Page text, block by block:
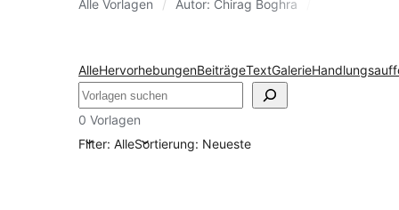
Alle Vorlagen Autor: Chirag Boghra
AlleHervorhebungenBeiträgeTextGalerie
Suchen
0 Vorlagen
Filter: AlleSortierung: Neueste